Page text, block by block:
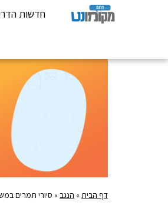
חדשות
דף הבית » הנגב» סיורי תמרים